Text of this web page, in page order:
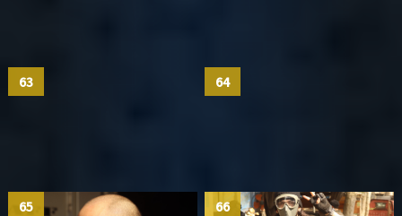
63 64
65 66